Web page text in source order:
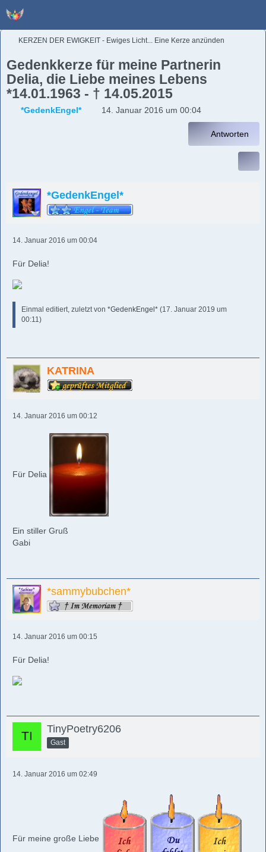
KERZEN DER EWIGKEIT - Ewiges Licht... Eine Kerze anzünden
Gedenkkerze für meine Partnerin
Delia, die Liebe meines Lebens
*14.01.1963 - † 14.05.2015
*GedenkEngel* 14. Januar 2016 um 00:04
Antworten
*GedenkEngel*
14. Januar 2016 um 00:04
Für Delia!
Einmal editiert, zuletzt von *GedenkEngel* (17. Januar 2019 um
00:11)
KATRINA
14. Januar 2016 um 00:12
Für Delia
Ein stiller Gruß
Gabi
*sammybubchen*
14. Januar 2016 um 00:15
Für Delia!
TinyPoetry6206
Gast
14. Januar 2016 um 02:49
Für meine große Liebe